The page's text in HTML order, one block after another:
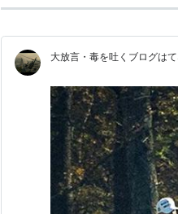
4人姉妹のうち1人が男であ
せ、その中で最も男と思う人
読者投票の結果で「♂危険度
第1回読者投票では1000票に
ルに変更された。
その結果第3回で終了。第3
大放言・毒を吐くブログは